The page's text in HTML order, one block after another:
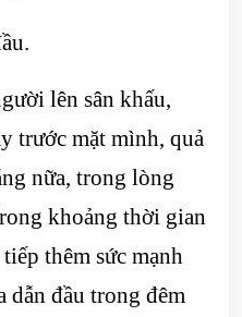
lên sân khấu,
trước mặt mình, quả
nữa, trong lòng
khoảng thời gian
thêm sức mạnh
dẫn đầu trong đêm